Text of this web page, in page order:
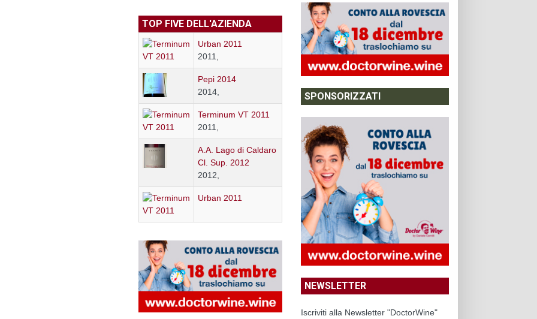
TOP FIVE DELL'AZIENDA
Urban 2011
2011,
Pepi 2014
2014,
Terminum VT 2011
2011,
A.A. Lago di Caldaro
Cl. Sup. 2012
2012,
Urban 2011
SPONSORIZZATI
NEWSLETTER
Iscriviti alla Newsletter "DoctorWine"